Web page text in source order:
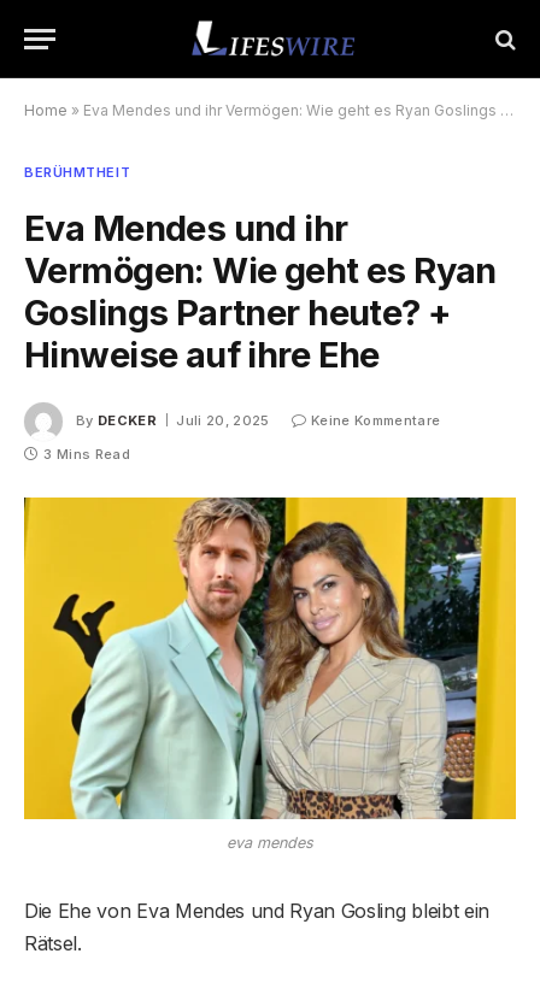
Home » Eva Mendes und ihr Vermögen: Wie geht es Ryan Goslings Partner heute? + Hinweise auf ihre Ehe
BERÜHMTHEIT
Eva Mendes und ihr
Vermögen: Wie geht es Ryan
Goslings Partner heute? +
Hinweise auf ihre Ehe
By DECKER Juli 20, 2025
Keine Kommentare
3 Mins Read
eva mendes
Die Ehe von Eva Mendes und Ryan Gosling bleibt ein
Rätsel.